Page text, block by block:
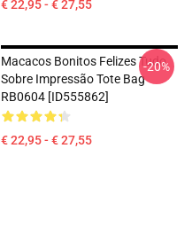
€ 22,95 - € 27,55
Macacos Bonitos Felizes Tudo
Sobre Impressão Tote Bag
RB0604 [ID555862]
€ 22,95 - € 27,55
-20%